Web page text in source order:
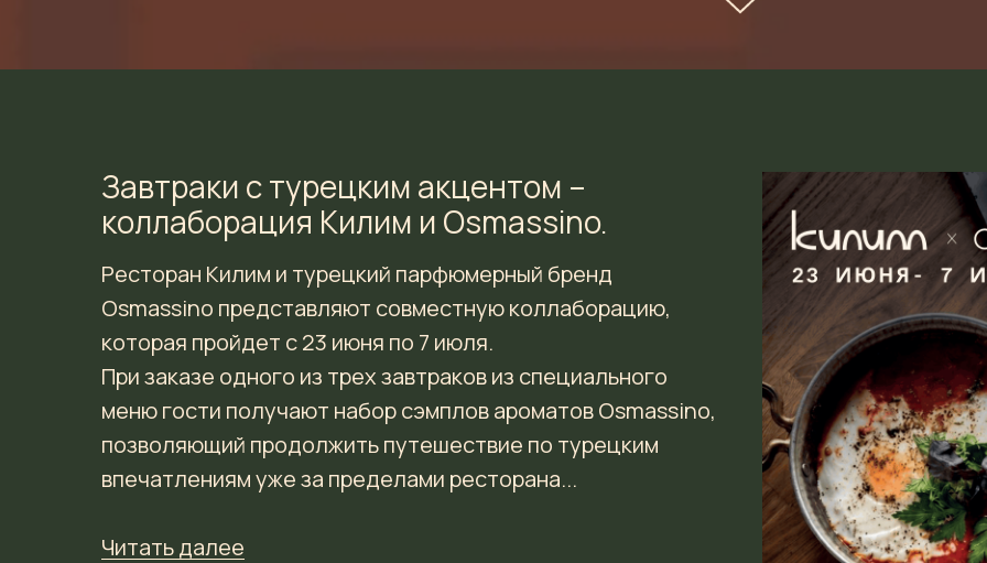
Завтраки с турецким акцентом –
коллаборация Килим и Osmassino.
Ресторан Килим и турецкий парфюмерный бренд
Osmassino представляют совместную коллаборацию,
которая пройдет с 23 июня по 7 июля.
При заказе одного из трех завтраков из специального
меню гости получают набор сэмплов ароматов Osmassino,
позволяющий продолжить путешествие по турецким
впечатлениям уже за пределами ресторана...
Читать далее